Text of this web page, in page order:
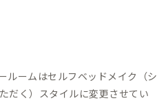
ームはセルフベッドメイク（シ
だく）スタイルに変更させてい